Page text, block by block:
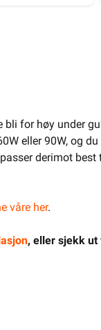
for høy under
eller 90W, og
derimot best
våre her.
, eller sjekk ut